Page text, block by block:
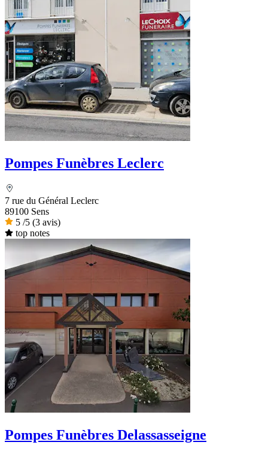
Pompes Funèbres Leclerc
7 rue du Général Leclerc
89100 Sens
5 /5 (3 avis)
top notes
Pompes Funèbres Delassasseigne